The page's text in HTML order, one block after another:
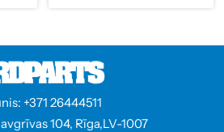
+371 26444511
104, Rīga,LV-1007